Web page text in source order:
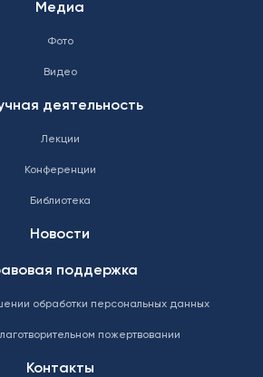
Медиа
Фото
Видео
деятельность
Лекции
Конференции
Библиотека
Новости
поддержка
обработки персональных данных
пожертвовании
Контакты